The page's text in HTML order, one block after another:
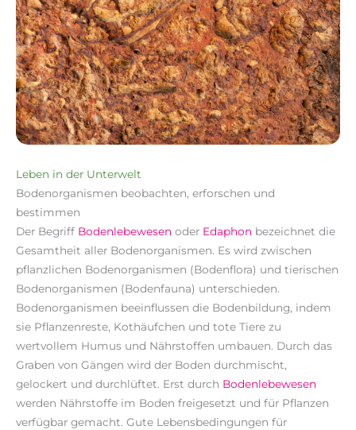
Leben in der Unterwelt
Bodenorganismen beobachten, erforschen und
bestimmen
Der Begriff Bodenlebewesen oder Edaphon bezeichnet die
Gesamtheit aller Bodenorganismen. Es wird zwischen
pflanzlichen Bodenorganismen (Bodenflora) und tierischen
Bodenorganismen (Bodenfauna) unterschieden.
Bodenorganismen beeinflussen die Bodenbildung, indem
sie Pflanzenreste, Kothäufchen und tote Tiere zu
wertvollem Humus und Nährstoffen umbauen. Durch das
Graben von Gängen wird der Boden durchmischt,
gelockert und durchlüftet. Erst durch Bodenlebewesen
werden Nährstoffe im Boden freigesetzt und für Pflanzen
verfügbar gemacht. Gute Lebensbedingungen für